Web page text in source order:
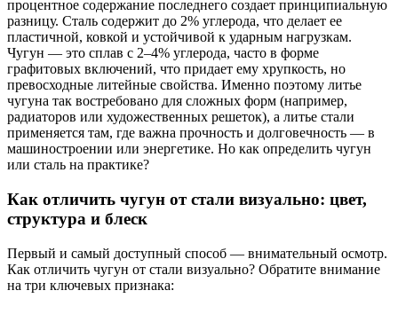
процентное содержание последнего создает принципиальную
разницу. Сталь содержит до 2% углерода, что делает ее
пластичной, ковкой и устойчивой к ударным нагрузкам.
Чугун — это сплав с 2–4% углерода, часто в форме
графитовых включений, что придает ему хрупкость, но
превосходные литейные свойства. Именно поэтому литье
чугуна так востребовано для сложных форм (например,
радиаторов или художественных решеток), а литье стали
применяется там, где важна прочность и долговечность — в
машиностроении или энергетике. Но как определить чугун
или сталь на практике?
Как отличить чугун от стали визуально: цвет,
структура и блеск
Первый и самый доступный способ — внимательный осмотр.
Как отличить чугун от стали визуально? Обратите внимание
на три ключевых признака: